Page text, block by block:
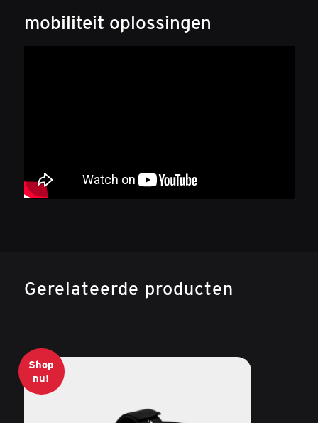
mobiliteit oplossingen
Gerelateerde producten
Shop
nu!